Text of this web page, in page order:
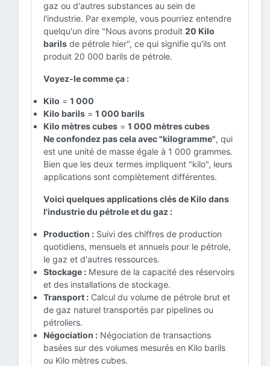
gaz ou d'autres substances au sein de
l'industrie. Par exemple, vous pourriez entendre
quelqu'un dire "Nous avons produit 20 Kilo
barils de pétrole hier", ce qui signifie qu'ils ont
produit 20 000 barils de pétrole.
Voyez-le comme ça :
Kilo = 1 000
Kilo barils = 1 000 barils
Kilo mètres cubes = 1 000 mètres cubes
Ne confondez pas cela avec "kilogramme", qui
est une unité de masse égale à 1 000 grammes.
Bien que les deux termes impliquent "kilo", leurs
applications sont complètement différentes.
Voici quelques applications clés de Kilo dans
l'industrie du pétrole et du gaz :
Production : Suivi des chiffres de production
quotidiens, mensuels et annuels pour le pétrole,
le gaz et d'autres ressources.
Stockage : Mesure de la capacité des réservoirs
et des installations de stockage.
Transport : Calcul du volume de pétrole brut et
de gaz naturel transportés par pipelines ou
pétroliers.
Négociation : Négociation de transactions
basées sur des volumes mesurés en Kilo barils
ou Kilo mètres cubes.